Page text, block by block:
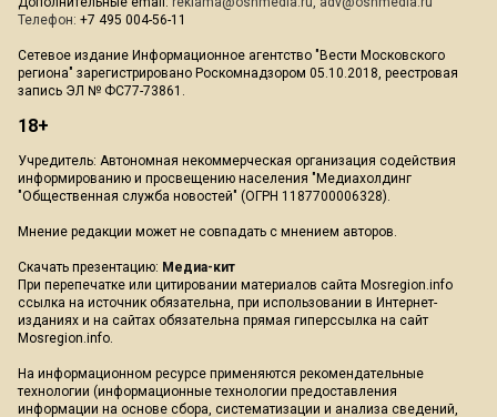
Телефон: +7 495 004-56-11
Сетевое издание Информационное агентство "Вести Московского
региона" зарегистрировано Роскомнадзором 05.10.2018, реестровая
запись ЭЛ № ФС77-73861.
18+
Учредитель: Автономная некоммерческая организация содействия
информированию и просвещению населения "Медиахолдинг
"Общественная служба новостей" (ОГРН 1187700006328).
Мнение редакции может не совпадать с мнением авторов.
Скачать презентацию: Медиа-кит
При перепечатке или цитировании материалов сайта Mosregion.info
ссылка на источник обязательна, при использовании в Интернет-
изданиях и на сайтах обязательна прямая гиперссылка на сайт
Mosregion.info.
На информационном ресурсе применяются рекомендательные
технологии (информационные технологии предоставления
информации на основе сбора, систематизации и анализа сведений,